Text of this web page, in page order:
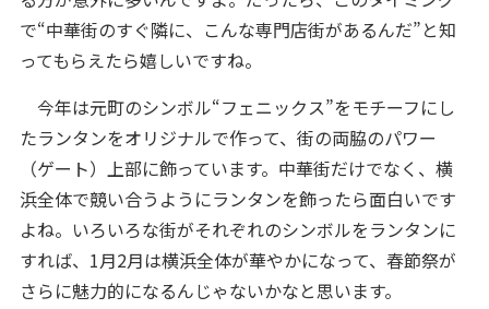
で“中華街のすぐ隣に、こんな専門店街があるんだ”と知
ってもらえたら嬉しいですね。
今年は元町のシンボル“フェニックス”をモチーフにし
たランタンをオリジナルで作って、街の両脇のパワー
（ゲート）上部に飾っています。中華街だけでなく、横
浜全体で競い合うようにランタンを飾ったら面白いです
よね。いろいろな街がそれぞれのシンボルをランタンに
すれば、1月2月は横浜全体が華やかになって、春節祭が
さらに魅力的になるんじゃないかなと思います。